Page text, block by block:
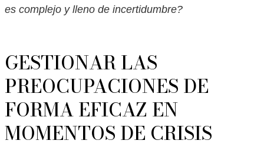
es complejo y lleno de incertidumbre?
GESTIONAR LAS
PREOCUPACIONES DE
FORMA EFICAZ EN
MOMENTOS DE CRISIS